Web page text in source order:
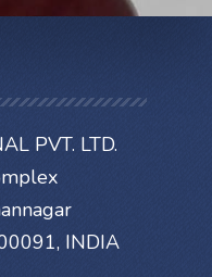
PVT. LTD.
INDIA